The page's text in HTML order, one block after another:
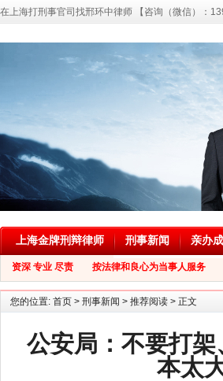
在上海打刑事官司找邢环中律师 【咨询（微信）：
上海金牌刑辩律师 刑事新闻 亲办
资深 专业 尽责 按法律和良心为当事人服务
您的位置: 首页 > 刑事新闻 > 推荐阅读 > 正文
公安局：不要打
本太